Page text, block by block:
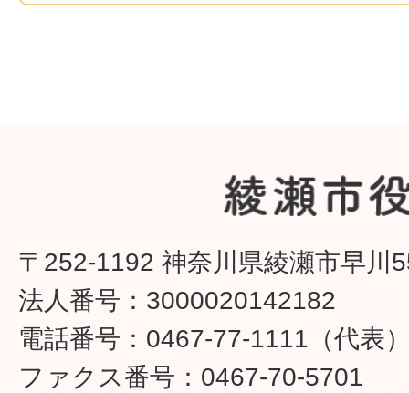
〒252-1192 神奈川県綾瀬市早川
法人番号：3000020142182
電話番号：0467-77-1111（代表
ファクス番号：0467-70-5701